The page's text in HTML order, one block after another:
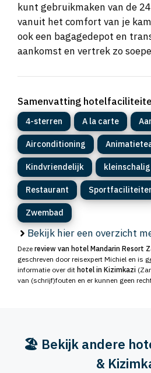
kunt gebruikmaken van de
vanuit het comfort van je
ook een bagagedepot en
aankomst en vertrek zo
Samenvatting
4-sterren A la carte
Airconditioning
Kindvriendelijk kleinschalig
Restaurant
Zwembad
Bekijk hier een overzicht
Deze review van hotel Mandarin Resort
geschreven door reisexpert Michiel en is
informatie over dit hotel in Kizimkazi
van (schrijf)fouten en er kunnen geen
🏖️ Bekijk andere
&